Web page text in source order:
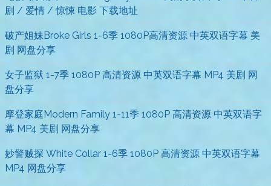
剧 / 爱情 / 惊悚 电影 下载地址
破产姐妹Broke Girls 1-6季 1080P高清资源 中英双语字幕 美
剧 网盘分享
女子监狱 1-7季 1080P 高清资源 中英双语字幕 MP4 美剧 网
盘分享
摩登家庭Modern Family 1-11季 1080P 高清资源 中英双语字
幕 MP4 美剧 网盘分享
妙警贼探 White Collar 1-6季 1080P 高清资源 中英双语字幕
MP4 网盘分享